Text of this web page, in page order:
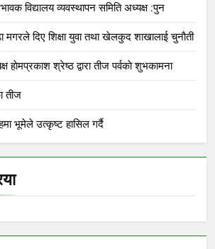
विद्यालय व्यवस्थापन समिति अध्यक्ष :पुन
मगरले दिए शिक्षा युवा तथा खेलकुद शाखालाई चुनाैती
हाेमप्रकाश श्रेष्ठ द्वारा तीज पर्वकाे शुभकामना
तीज
भूमेले उत्कृष्ट हासिल गर्दै